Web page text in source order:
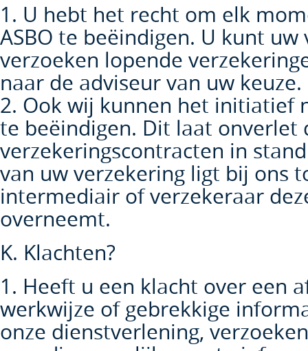
1. U hebt het recht om elk
ASBO te beëindigen. U kunt uw
verzoeken lopende
naar de adviseur van uw keuze.
2. Ook wij kunnen het initiatief
te beëindigen. Dit laat onverlet
verzekeringscontracten in
van uw verzekering ligt bij ons
intermediair of verzekeraar
overneemt.
K. Klachten?
1. Heeft u een klacht over een
werkwijze of gebrekkige
onze dienstverlening,